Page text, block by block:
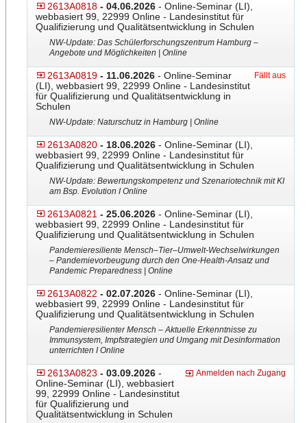
2613A0818 - 04.06.2026 - Online-Seminar (LI),
webbasiert 99, 22999 Online - Landesinstitut für
Qualifizierung und Qualitätsentwicklung in Schulen
NW-Update: Das Schülerforschungszentrum Hamburg –
Angebote und Möglichkeiten | Online
2613A0819 - 11.06.2026 - Online-Seminar
(LI), webbasiert 99, 22999 Online - Landesinstitut
für Qualifizierung und Qualitätsentwicklung in
Schulen
Fällt aus
NW-Update: Naturschutz in Hamburg | Online
2613A0820 - 18.06.2026 - Online-Seminar (LI),
webbasiert 99, 22999 Online - Landesinstitut für
Qualifizierung und Qualitätsentwicklung in Schulen
NW-Update: Bewertungskompetenz und Szenariotechnik mit KI
am Bsp. Evolution I Online
2613A0821 - 25.06.2026 - Online-Seminar (LI),
webbasiert 99, 22999 Online - Landesinstitut für
Qualifizierung und Qualitätsentwicklung in Schulen
Pandemieresiliente Mensch–Tier–Umwelt-Wechsel​wirkungen
– Pandemievorbeugung durch den One-Health-Ansatz und
Pandemic Preparedness | Online
2613A0822 - 02.07.2026 - Online-Seminar (LI),
webbasiert 99, 22999 Online - Landesinstitut für
Qualifizierung und Qualitätsentwicklung in Schulen
Pandemieresilienter Mensch – Aktuelle Erkenntnisse zu
Immunsystem, Impfstrategien und Umgang mit Desinformation
unterrichten I Online
2613A0823 - 03.09.2026 -
Online-Seminar (LI), webbasiert
99, 22999 Online - Landesinstitut
für Qualifizierung und
Qualitätsentwicklung in Schulen
Anmelden nach Zugang